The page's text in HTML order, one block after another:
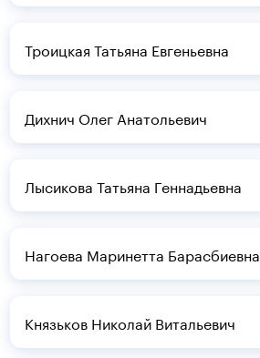
Троицкая Татьяна Евгеньевна
Дихнич Олег Анатольевич
Лысикова Татьяна Геннадьевна
Нагоева Маринетта Барасбиевна
Князьков Николай Витальевич